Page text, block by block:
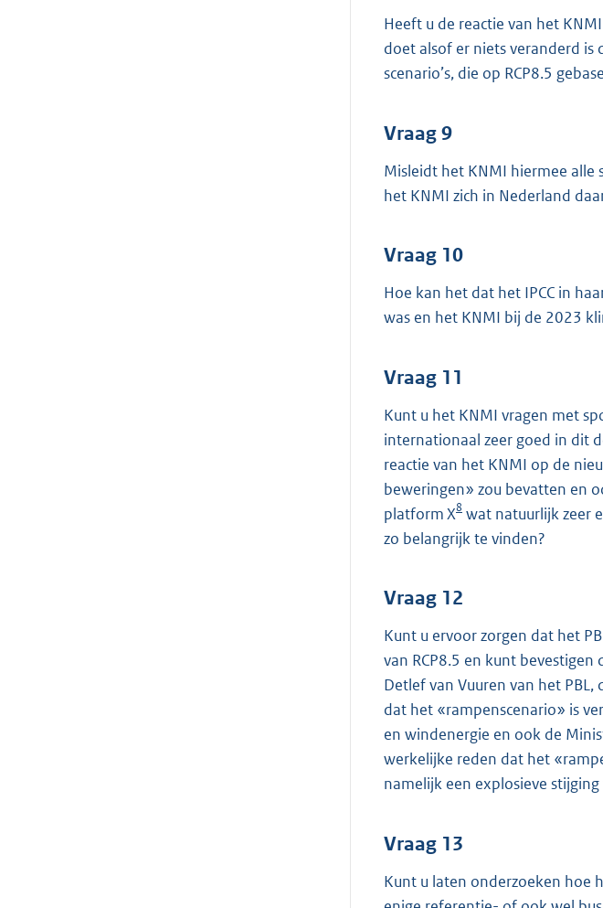
Heeft u de reactie van het
doet alsof er niets veranderd is
scenario’s, die op RCP8.5
Vraag 9
Misleidt het KNMI hiermee alle
het KNMI zich in Nederland
Vraag 10
Hoe kan het dat het IPCC in
was en het KNMI bij de 2023
Vraag 11
Kunt u het KNMI vragen met
internationaal zeer goed in dit
reactie van het KNMI op de
beweringen» zou bevatten en
platform X8 wat natuurlijk zeer
zo belangrijk te vinden?
Vraag 12
Kunt u ervoor zorgen dat het
van RCP8.5 en kunt
Detlef van Vuuren van het
dat het «rampenscenario» is
en windenergie en ook de
werkelijke reden dat het
namelijk een explosieve
Vraag 13
Kunt u laten onderzoeken hoe